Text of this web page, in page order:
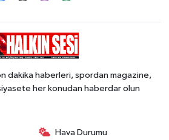
dakika haberleri, spordan magazine,
her konudan haberdar olun
Hava Durumu